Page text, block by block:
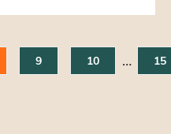
9 10 … 15